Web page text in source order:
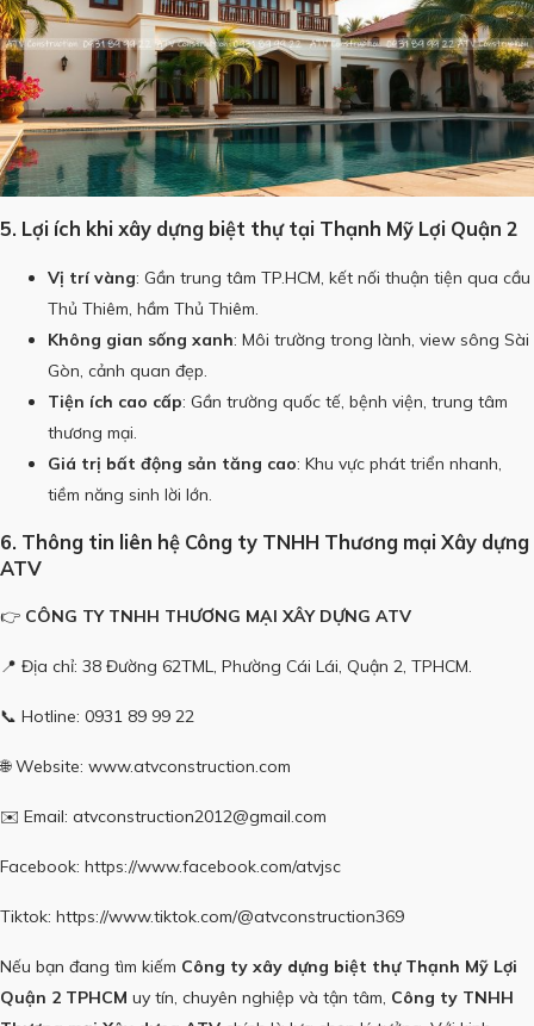
5. Lợi ích khi xây dựng biệt thự tại Thạnh Mỹ Lợi Quận 2
Vị trí vàng: Gần trung tâm TP.HCM, kết nối thuận tiện qua cầu
Thủ Thiêm, hầm Thủ Thiêm.
Không gian sống xanh: Môi trường trong lành, view sông Sài
Gòn, cảnh quan đẹp.
Tiện ích cao cấp: Gần trường quốc tế, bệnh viện, trung tâm
thương mại.
Giá trị bất động sản tăng cao: Khu vực phát triển nhanh,
tiềm năng sinh lời lớn.
6. Thông tin liên hệ Công ty TNHH Thương mại Xây dựng
ATV
👉 CÔNG TY TNHH THƯƠNG MẠI XÂY DỰNG ATV
📍 Địa chỉ: 38 Đường 62TML, Phường Cái Lái, Quận 2, TPHCM.
📞 Hotline: 0931 89 99 22
🌐 Website: www.atvconstruction.com
✉️ Email: atvconstruction2012@gmail.com
Facebook: https://www.facebook.com/atvjsc
Tiktok: https://www.tiktok.com/@atvconstruction369
Nếu bạn đang tìm kiếm Công ty xây dựng biệt thự Thạnh Mỹ Lợi
Quận 2 TPHCM uy tín, chuyên nghiệp và tận tâm, Công ty TNHH